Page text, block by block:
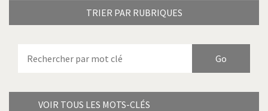
TRIER PAR RUBRIQUES
VOIR TOUS LES MOTS-CLÉS
Bienvenue en Italie
Bye Biden! Catholique ou pas très?